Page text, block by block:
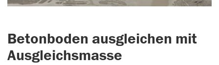
Betonboden ausgleichen mit
Ausgleichsmasse